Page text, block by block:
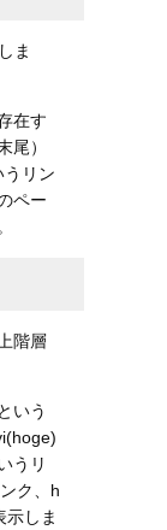
ま
在す
尾）
リン
ペー
階層
いう
うリ
ク、h
示しま